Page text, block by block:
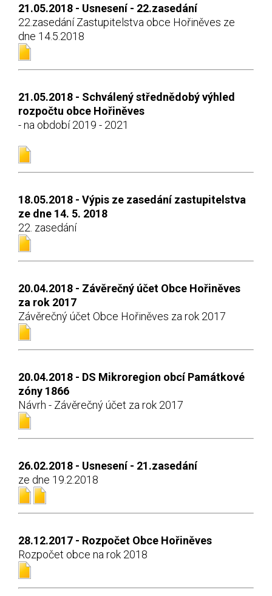
21.05.2018 - Usnesení - 22.zasedání
22.zasedání Zastupitelstva obce Hořiněves ze
dne 14.5.2018
21.05.2018 - Schválený střednědobý výhled
rozpočtu obce Hořiněves
- na období 2019 - 2021
18.05.2018 - Výpis ze zasedání zastupitelstva
ze dne 14. 5. 2018
22. zasedání
20.04.2018 - Závěrečný účet Obce Hořiněves
za rok 2017
Závěrečný účet Obce Hořiněves za rok 2017
20.04.2018 - DS Mikroregion obcí Památkové
zóny 1866
Návrh - Závěrečný účet za rok 2017
26.02.2018 - Usnesení - 21.zasedání
ze dne 19.2.2018
28.12.2017 - Rozpočet Obce Hořiněves
Rozpočet obce na rok 2018